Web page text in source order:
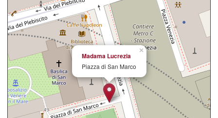
×
Madama Lucrezia
Piazza di San Marco